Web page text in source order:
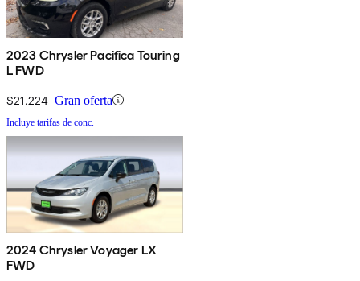
2023 Chrysler Pacifica Touring
L FWD
$21,224 Gran oferta
Incluye tarifas de conc.
2024 Chrysler Voyager LX
FWD